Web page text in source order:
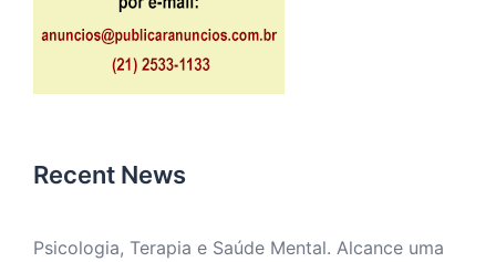
Recent News
Psicologia, Terapia e Saúde Mental. Alcance uma